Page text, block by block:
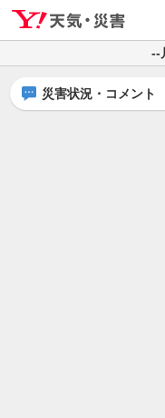
--
災害状況・コメント